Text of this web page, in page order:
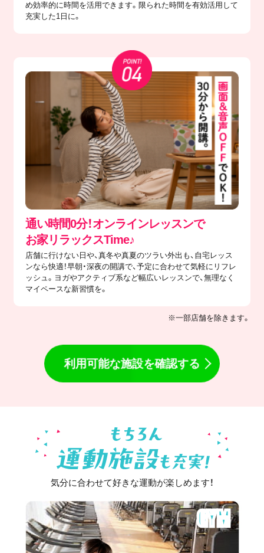
め効率的に時間を活用できます。限られた時間を有効活用して
充実した1日に。
通い時間0分！オンラインレッスンで
​お家リラックスTime♪
店舗に行けない日や、真冬や真夏のツラい外出も、自宅レッス
ンなら快適！早朝・深夜の開講で、予定に合わせて気軽にリフレ
ッシュ。ヨガやアクティブ系など幅広いレッスンで、無理なく
マイペースな新習慣を。
※一部店舗を除きます。
利用可能な施設を確認する
気分に合わせて好きな運動が楽しめます！
GYM